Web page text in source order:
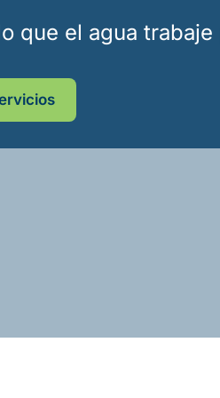
que el agua trabaje